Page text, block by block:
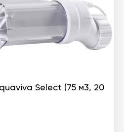
Select (75 м3, 20